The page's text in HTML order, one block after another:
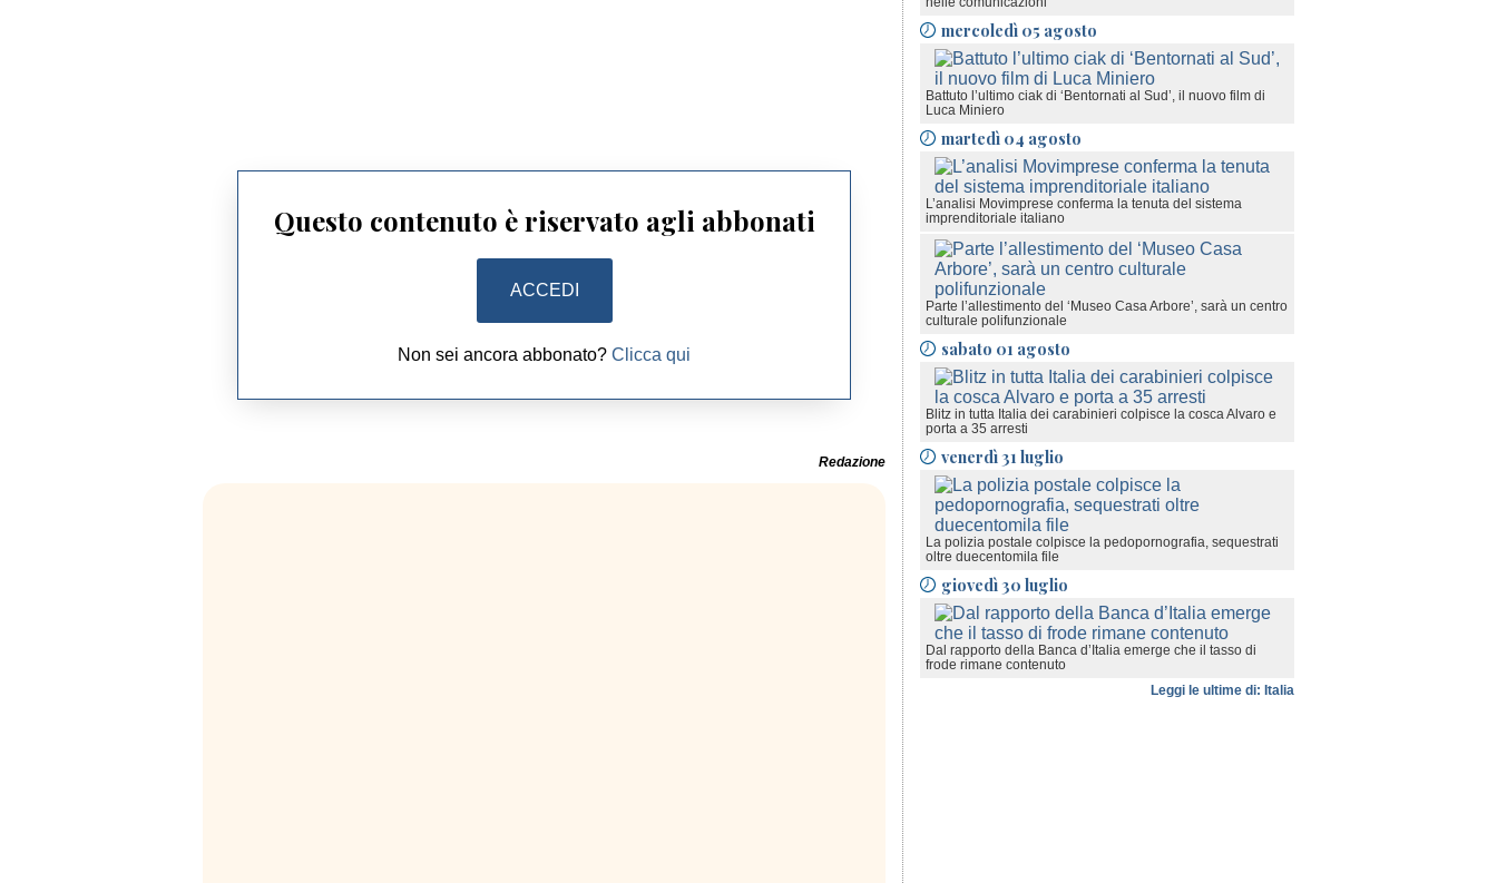
Questo contenuto è riservato agli abbonati
ACCEDI
Non sei ancora abbonato? Clicca qui
Redazione
mercoledì 05 agosto
Battuto l’ultimo ciak di ‘Bentornati al Sud’, il nuovo film di
Luca Miniero
martedì 04 agosto
L’analisi Movimprese conferma la tenuta del sistema
imprenditoriale italiano
Parte l’allestimento del ‘Museo Casa Arbore’, sarà un centro
culturale polifunzionale
sabato 01 agosto
Blitz in tutta Italia dei carabinieri colpisce la cosca Alvaro e
porta a 35 arresti
venerdì 31 luglio
La polizia postale colpisce la pedopornografia, sequestrati
oltre duecentomila file
giovedì 30 luglio
Dal rapporto della Banca d’Italia emerge che il tasso di
frode rimane contenuto
Leggi le ultime di: Italia